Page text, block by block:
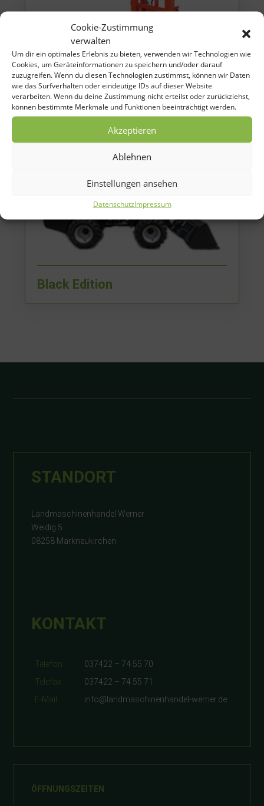
Cookie-Zustimmung
verwalten
Um dir ein optimales Erlebnis zu bieten, verwenden wir Technologien wie
Cookies, um Geräteinformationen zu speichern und/oder darauf
zuzugreifen. Wenn du diesen Technologien zustimmst, können wir Daten
wie das Surfverhalten oder eindeutige IDs auf dieser Website
verarbeiten. Wenn du deine Zustimmung nicht erteilst oder zurückziehst,
können bestimmte Merkmale und Funktionen beeinträchtigt werden.
Akzeptieren
Ablehnen
Einstellungen ansehen
DatenschutzImpressum
Hoflader Anbaugeräte
Black Edition
STANDORT
Landmaschinenhandel Werner
Weidig 5
08258 Markneukirchen
KONTAKT
Telefon:
037422 – 74 55 70
Telefax:
037422 – 74 55 71
E-Mail:
info@landmaschinenhandel-werner.de
ÖFFNUNGSZEITEN